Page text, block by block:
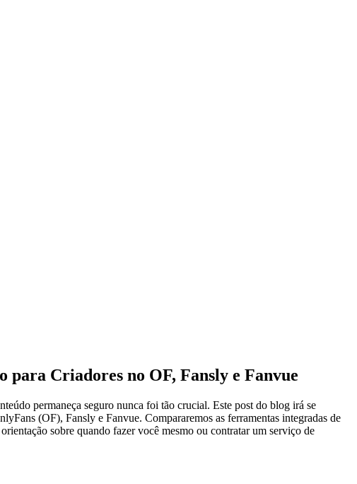
para Criadores no OF, Fansly e Fanvue
permaneça seguro nunca foi tão crucial. Este post do blog irá se
(OF), Fansly e Fanvue. Compararemos as ferramentas integradas de
sobre quando fazer você mesmo ou contratar um serviço de